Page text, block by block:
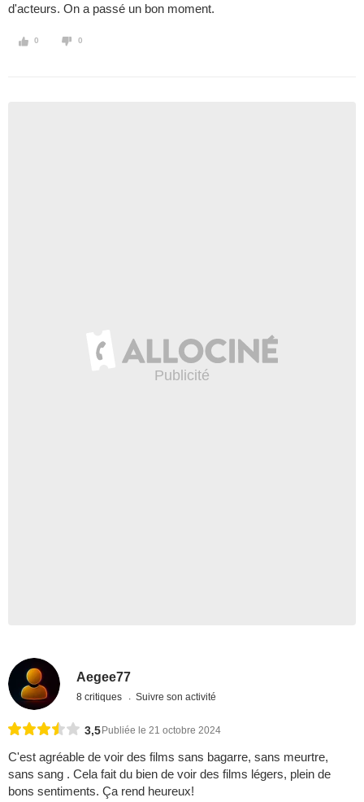
d'acteurs. On a passé un bon moment.
0 0
Aegee77
8 critiques Suivre son activité
3,5 Publiée le 21 octobre 2024
C'est agréable de voir des films sans bagarre, sans meurtre,
sans sang . Cela fait du bien de voir des films légers, plein de
bons sentiments. Ça rend heureux!